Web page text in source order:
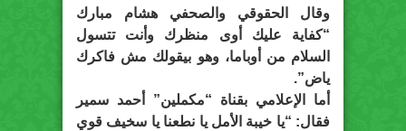
وقال الحقوقي والصحفي هشام مبارك
“كفاية عليك أوى منظرك وأنت تتسول
السلام من أوباما، وهو بيقولك مش فاكرك
ياض”.
أما الإعلامي بقناة “مكملين” أحمد سمير
فقال: “يا خيبة الأمل يا نطعنا يا سخيف قوي